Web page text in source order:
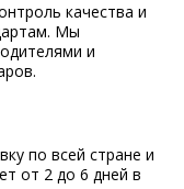
качества и
Мы
и
по всей стране и
от 2 до 6 дней в